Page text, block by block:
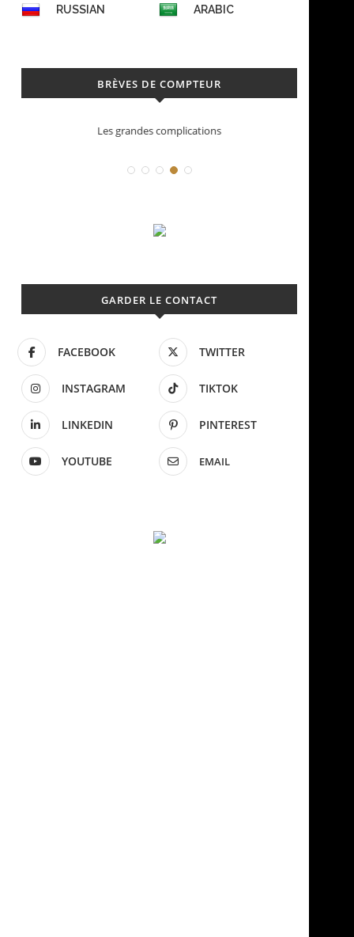
RUSSIAN
ARABIC
BRÈVES DE COMPTEUR
Les grandes complications
GARDER LE CONTACT
FACEBOOK TWITTER
INSTAGRAM TIKTOK
LINKEDIN PINTEREST
YOUTUBE EMAIL